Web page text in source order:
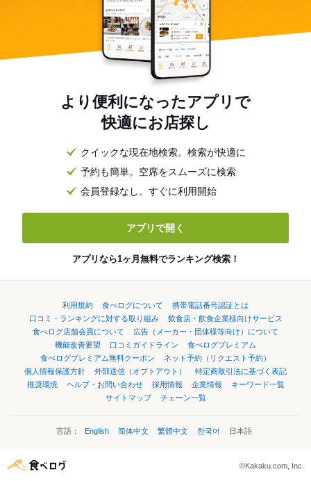
より便利になったアプリで
快適にお店探し
クイックな現在地検索。検索が快適に
予約も簡単。空席をスムーズに検索
会員登録なし。すぐに利用開始
アプリで開く
アプリなら1ヶ月無料でランキング検索！
利用規約 食べログについて
携帯電話番号認証とは
口コミ・ランキングに対する取り組み
飲食店・飲食企業様向けサービス
食べログ店舗会員について
広告（メーカー・団体様等向け）について
機能改善要望
口コミガイドライン
食べログプレミアム
食べログプレミアム無料クーポン
ネット予約（リクエスト予約）
個人情報保護方針
外部送信（オプトアウト）
特定商取引法に基づく表記
推奨環境
ヘルプ・お問い合わせ 採用情報 企業情報
キーワード一覧
サイトマップ
チェーン一覧
言語： English 简体中文 繁體中文 한국어 日本語
©Kakaku.com, Inc.